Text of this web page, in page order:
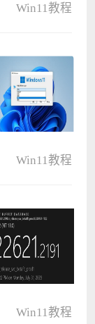
Win11教程
Win11教程
Win11教程